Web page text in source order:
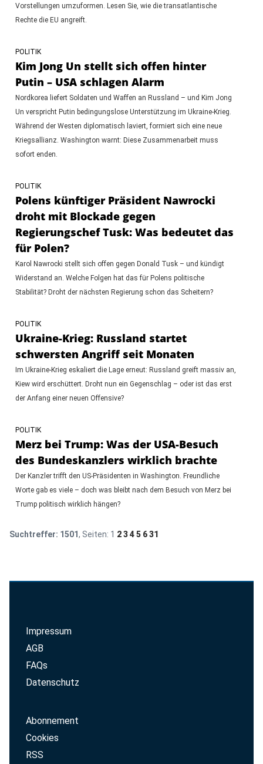
Vorstellungen umzuformen. Lesen Sie, wie die transatlantische
Rechte die EU angreift.
POLITIK
Kim Jong Un stellt sich offen hinter
Putin – USA schlagen Alarm
Nordkorea liefert Soldaten und Waffen an Russland – und Kim Jong
Un verspricht Putin bedingungslose Unterstützung im Ukraine-Krieg.
Während der Westen diplomatisch laviert, formiert sich eine neue
Kriegsallianz. Washington warnt: Diese Zusammenarbeit muss
sofort enden.
POLITIK
Polens künftiger Präsident Nawrocki
droht mit Blockade gegen
Regierungschef Tusk: Was bedeutet das
für Polen?
Karol Nawrocki stellt sich offen gegen Donald Tusk – und kündigt
Widerstand an. Welche Folgen hat das für Polens politische
Stabilität? Droht der nächsten Regierung schon das Scheitern?
POLITIK
Ukraine-Krieg: Russland startet
schwersten Angriff seit Monaten
Im Ukraine-Krieg eskaliert die Lage erneut: Russland greift massiv an,
Kiew wird erschüttert. Droht nun ein Gegenschlag – oder ist das erst
der Anfang einer neuen Offensive?
POLITIK
Merz bei Trump: Was der USA-Besuch
des Bundeskanzlers wirklich brachte
Der Kanzler trifft den US-Präsidenten in Washington. Freundliche
Worte gab es viele – doch was bleibt nach dem Besuch von Merz bei
Trump politisch wirklich hängen?
Suchtreffer: 1501, Seiten: 1 2 3 4 5 6 31
Impressum
AGB
FAQs
Datenschutz
Abonnement
Cookies
RSS